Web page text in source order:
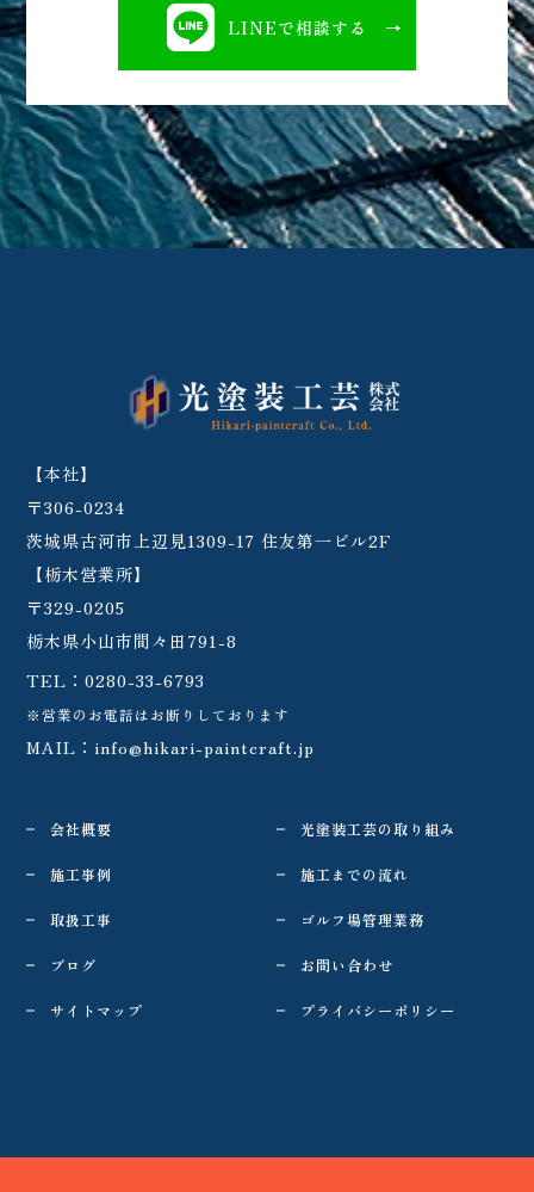
LINEで相談する
【本社】
〒306-0234
茨城県古河市上辺見1309-17 住友第一ビル2F
【栃木営業所】
〒329-0205
栃木県小山市間々田791-8
TEL：0280-33-6793
※営業のお電話はお断りしております
MAIL： info@hikari-paintcraft.jp
会社概要 光塗装工芸の取り組み
施工事例 施工までの流れ
取扱工事 ゴルフ場管理業務
ブログ お問い合わせ
サイトマップ プライバシーポリシー